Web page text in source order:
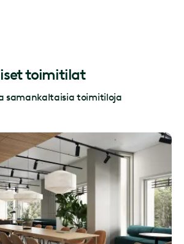
toimitilat
samankaltaisia toimitiloja